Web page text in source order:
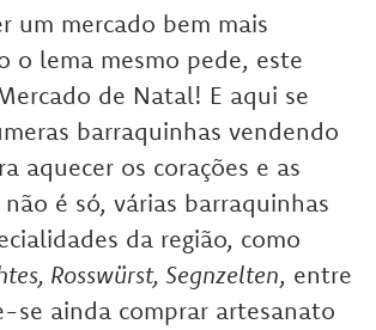
um mercado bem mais
o lema mesmo pede, este
de Natal! E aqui se
barraquinhas vendendo
aquecer os corações e as
é só, várias barraquinhas
da região, como
Rosswürst, Segnzelten, entre
se ainda comprar artesanato